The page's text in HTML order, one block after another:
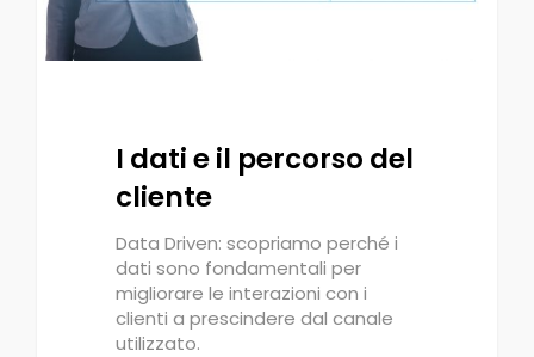
I dati e il percorso del
cliente
Data Driven: scopriamo perché i
dati sono fondamentali per
migliorare le interazioni con i
clienti a prescindere dal canale
utilizzato.